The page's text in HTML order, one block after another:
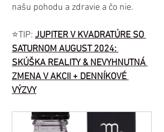
našu pohodu a zdravie a čo nie.
⭐️TIP: JUPITER V KVADRATÚRE SO
SATURNOM AUGUST 2024:
SKÚŠKA REALITY & NEVYHNUTNÁ
ZMENA V AKCII + DENNÍKOVÉ
VÝZVY